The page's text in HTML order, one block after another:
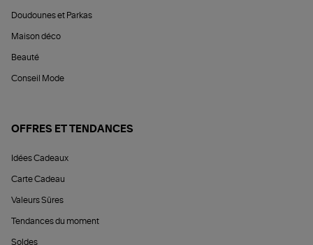
Doudounes et Parkas
Maison déco
Beauté
Conseil Mode
OFFRES ET TENDANCES
Idées Cadeaux
Carte Cadeau
Valeurs Sûres
Tendances du moment
Soldes